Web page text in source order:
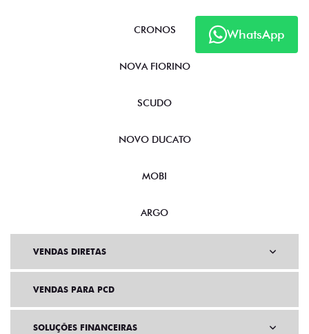
WhatsApp
CRONOS
NOVA FIORINO
SCUDO
NOVO DUCATO
MOBI
ARGO
VENDAS DIRETAS
VENDAS PARA PCD
SOLUÇÕES FINANCEIRAS